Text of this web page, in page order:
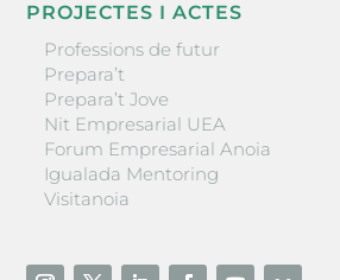
PROJECTES I ACTES
Professions de futur
Prepara’t
Prepara’t Jove
Nit Empresarial UEA
Forum Empresarial Anoia
Igualada Mentoring
Visitanoia